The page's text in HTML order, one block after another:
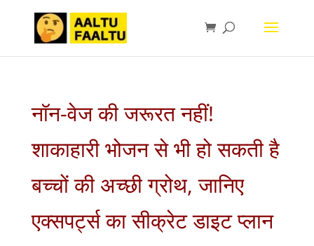
नॉन-वेज की जरूरत नहीं!
शाकाहारी भोजन से भी हो सकती है
बच्चों की अच्छी ग्रोथ, जानिए
एक्सपर्ट्स का सीक्रेट डाइट प्लान